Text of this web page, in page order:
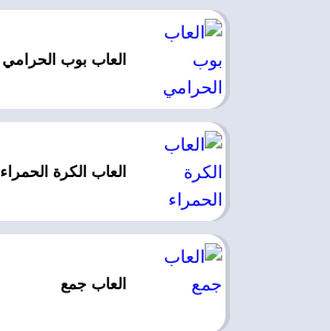
العاب بوب الحرامي
العاب الكرة الحمراء
العاب جمع